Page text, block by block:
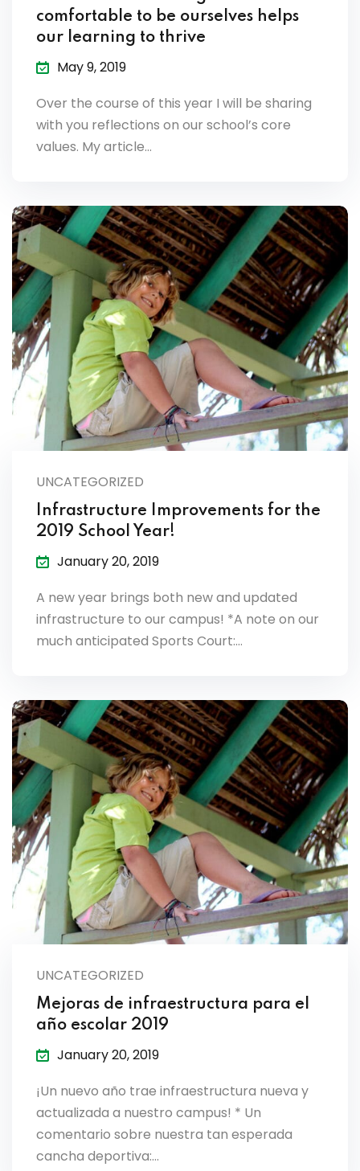
comfortable to be ourselves helps
our learning to thrive
May 9, 2019
Over the course of this year I will be sharing
with you reflections on our school’s core
values. My article…
UNCATEGORIZED
Infrastructure Improvements for the
2019 School Year!
January 20, 2019
A new year brings both new and updated
infrastructure to our campus! *A note on our
much anticipated Sports Court:…
UNCATEGORIZED
Mejoras de infraestructura para el
año escolar 2019
January 20, 2019
¡Un nuevo año trae infraestructura nueva y
actualizada a nuestro campus! * Un
comentario sobre nuestra tan esperada
cancha deportiva:…